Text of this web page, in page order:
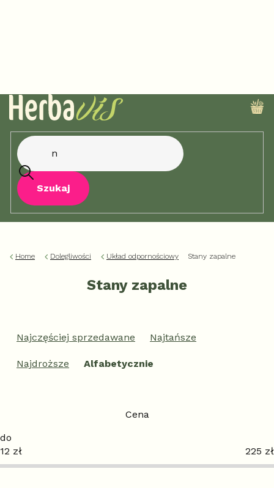
Szukaj
Home Dolegliwości Układ odpornościowy Stany zapalne
Stany zapalne
e
p
r
Najczęściej sprzedawane Najtańsze
Najdroższe Alfabetycznie
Cena
12 zł 225 zł